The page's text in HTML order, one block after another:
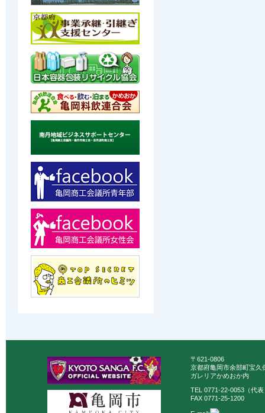
〒621-0806
京都府亀岡市余部町宝久
ガレリアかめおか内
TEL 0771-22-0053（代表
FAX 0771-25-1200